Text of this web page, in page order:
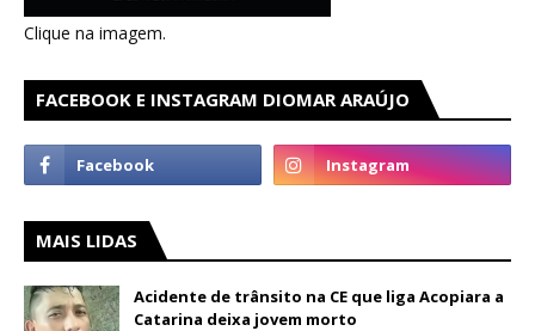
Clique na imagem.
FACEBOOK E INSTAGRAM DIOMAR ARAÚJO
MAIS LIDAS
Acidente de trânsito na CE que liga Acopiara a
Catarina deixa jovem morto